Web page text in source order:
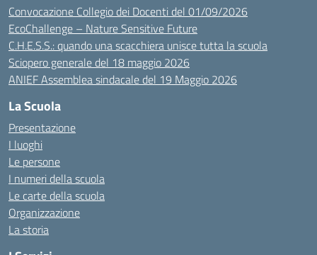
Convocazione Collegio dei Docenti del 01/09/2026
EcoChallenge – Nature Sensitive Future
C.H.E.S.S.: quando una scacchiera unisce tutta la scuola
Sciopero generale del 18 maggio 2026
ANIEF Assemblea sindacale del 19 Maggio 2026
La Scuola
Presentazione
I luoghi
Le persone
I numeri della scuola
Le carte della scuola
Organizzazione
La storia